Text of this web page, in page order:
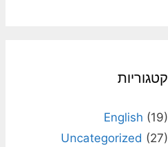
קטגוריות
English (19)
Uncategorized (27)